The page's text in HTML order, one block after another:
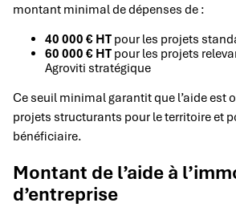
montant minimal de dépenses de :
40 000 € HT pour les projets
60 000 € HT pour les projets
Agroviti stratégique
Ce seuil minimal garantit que l’aide est
projets structurants pour le territoire et
bénéficiaire.
Montant de l’aide à
d’entreprise